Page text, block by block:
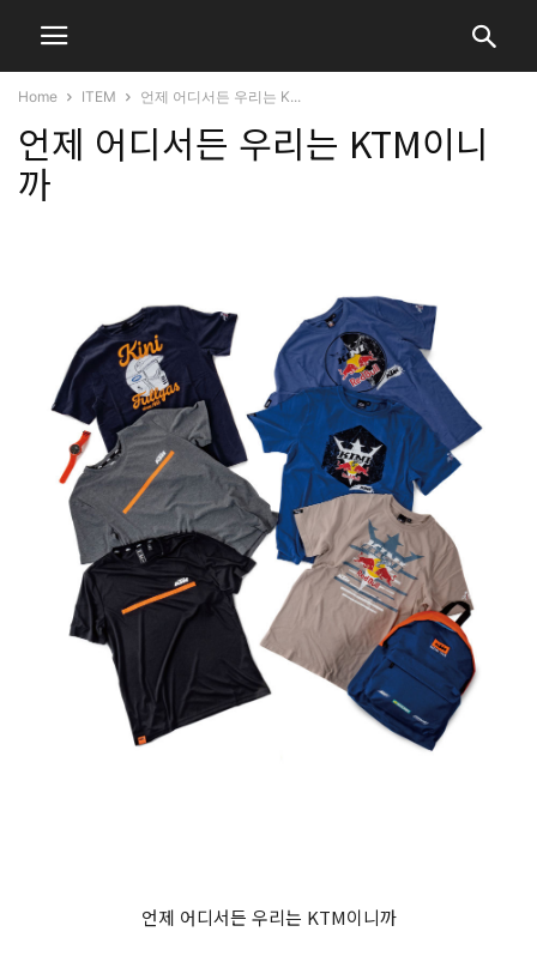
Home ITEM 언제 어디서든 우리는 K...
언제 어디서든 우리는 KTM이니
까
언제 어디서든 우리는 KTM이니까